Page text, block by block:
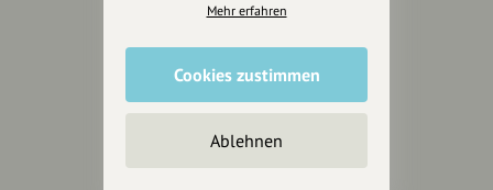
AGB
Presse
Mediakit
Presseanfragen
Mehr erfahren
Cookies zustimmen
Ablehnen